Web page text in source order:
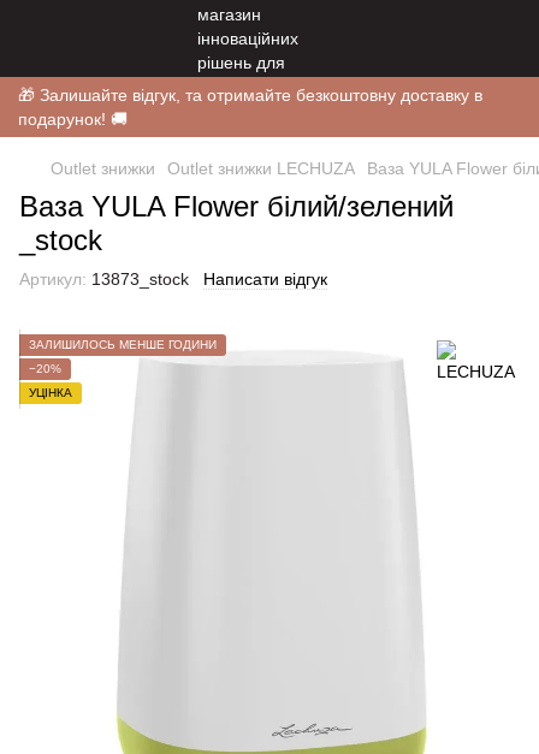
🎁 Залишайте відгук, та отримайте безкоштовну доставку в
подарунок! 🚚
Outlet знижки Outlet знижки LECHUZA Ваза YULA Flower
Ваза YULA Flower білий/зелений
_stock
Артикул: 13873_stock Написати відгук
ЗАЛИШИЛОСЬ МЕНШЕ ГОДИНИ
−20%
УЦІНКА